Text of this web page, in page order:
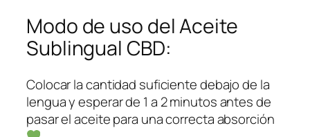
Modo de uso del Aceite
Sublingual CBD:
Colocar la cantidad suficiente debajo de la
lengua y esperar de 1 a 2 minutos antes de
pasar el aceite para una correcta absorción